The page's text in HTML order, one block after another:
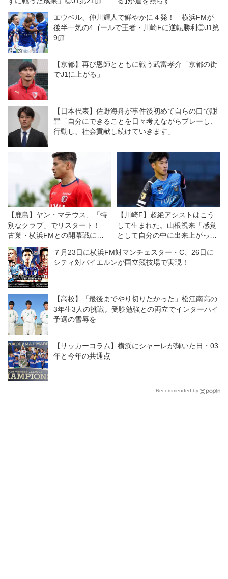
エウベル、仲川輝人で鮮やかに４発！ 横浜FMが
後半一気の4ゴールで王者・川崎Fに逆転勝利◎J1第
9節
【京都】再び恩師とともに戦う武富孝介「京都の街
でJ1に上がる」
【日本代表】佐野海舟が事件後初めて自らの口で謝
罪「自分にできることを日々考えながらプレーし、
行動し、社会貢献し続けていきます」
【鹿島】ヤン・マテウス、「特
別なクラブ」でリスタート！
古巣・横浜FMとの開幕戦に向
けては「感情的な試合になる」
が「勝利を求めたい！」
【川崎F】超絶アシストはこう
して生まれた。山根視来「感覚
として自分の中に出来上がって
７月23日に横浜FM対マンチェスター・C、26日に
シティ対バイエルンが国立競技場で実現！
【高校】「最後までやり切りたかった」松江南高の
3年生3人の挑戦。受験勉強との両立でインターハイ
予選の雪辱を
【サッカーコラム】横浜にシャーレが輝いた日・03
年と今年の共通点
Recommended by